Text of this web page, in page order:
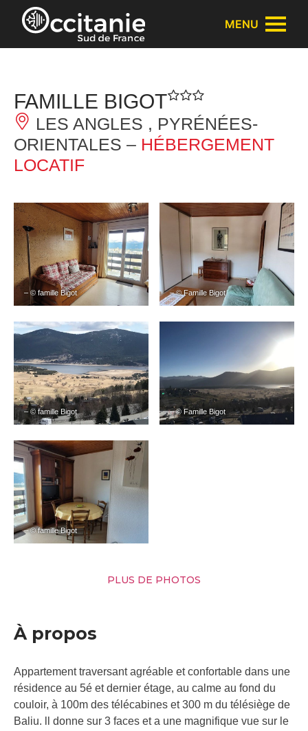
Panneau de gestion des cookies
MENU
FAMILLE BIGOT
LES ANGLES , PYRÉNÉES-
ORIENTALES – HÉBERGEMENT
LOCATIF
– © famille Bigot – © Famille Bigot
– © famille Bigot – © Famille Bigot
– © famille Bigot
PLUS DE PHOTOS
À propos
Appartement traversant agréable et confortable dans une
résidence au 5é et dernier étage, au calme au fond du
couloir, à 100m des télécabines et 300 m du télésiège de
Baliu. ll donne sur 3 faces et a une magnifique vue sur le